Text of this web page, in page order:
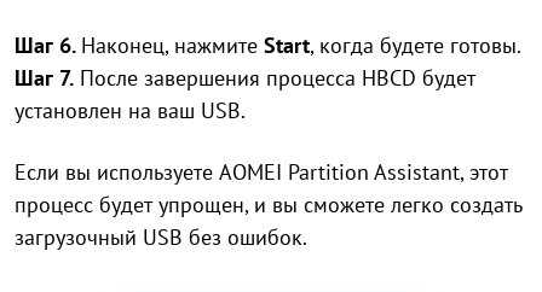
Шаг 6. Наконец, нажмите Start, когда будете готовы.
Шаг 7. После завершения процесса HBCD будет
установлен на ваш USB.
Если вы используете AOMEI Partition Assistant, этот
процесс будет упрощен, и вы сможете легко создать
загрузочный USB без ошибок.